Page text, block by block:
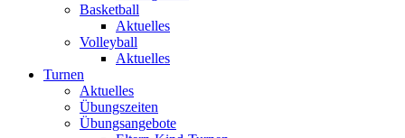
Basketball
Aktuelles
Volleyball
Aktuelles
Turnen
Aktuelles
Übungszeiten
Übungsangebote